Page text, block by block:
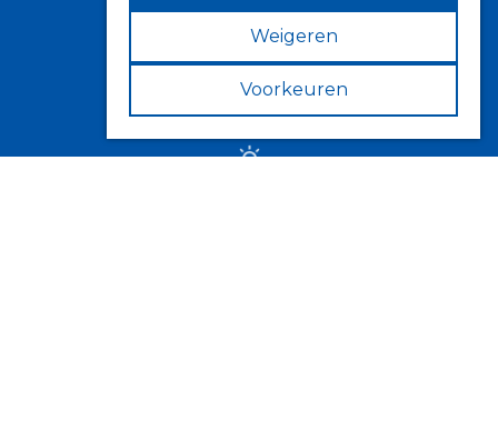
Over ons
Tips
Verkooppunten
Weigeren
Voorkeuren